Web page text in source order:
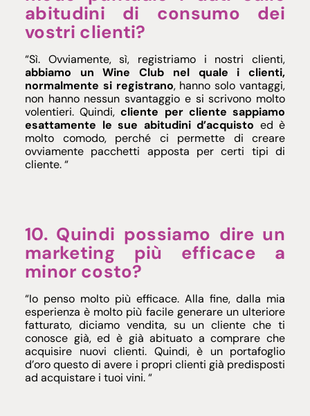
abitudini di consumo dei
vostri clienti?
“Sì. Ovviamente, sì, registriamo i nostri clienti,
abbiamo un Wine Club nel quale i clienti,
normalmente si registrano, hanno solo vantaggi,
non hanno nessun svantaggio e si scrivono molto
volentieri. Quindi,cliente per cliente sappiamo
esattamente le sue abitudini d’acquisto ed è
molto comodo, perché ci permette di creare
ovviamente pacchetti apposta per certi tipi di
cliente. “
10. Quindi possiamo dire un
marketing più efficace a
minor costo?
“Io penso molto più efficace. Alla fine, dalla mia
esperienza è molto più facile generare un ulteriore
fatturato, diciamo vendita, su un cliente che ti
conosce già, ed è già abituato a comprare che
acquisire nuovi clienti. Quindi, è un portafoglio
d’oro questo di avere i propri clienti già predisposti
ad acquistare i tuoi vini. “